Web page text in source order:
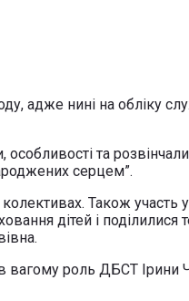
адже нині на обліку
особливості та
серцем”.
Також участь
дітей і поділилися
вагому роль ДБСТ Ірини